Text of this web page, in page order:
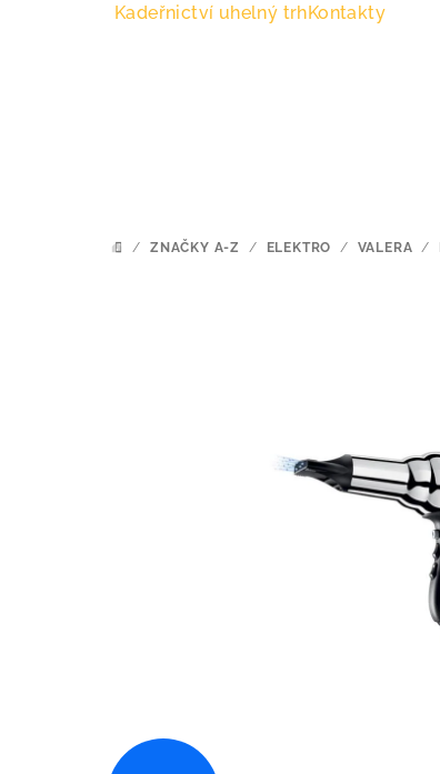
Kadeřnictví uhelný trhKontakty
DOMŮ
/ ZNAČKY A-Z / ELEKTRO / VALERA /